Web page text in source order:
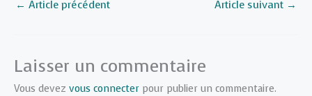
← Article précédent Article suivant →
Laisser un commentaire
Vous devez vous connecter pour publier un commentaire.